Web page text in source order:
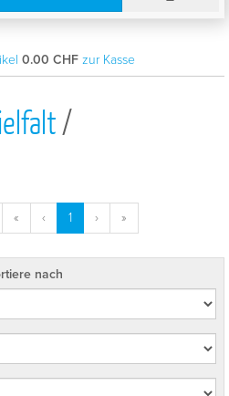
0.00 CHF zur Kasse
/
« ‹ 1 › »
nach